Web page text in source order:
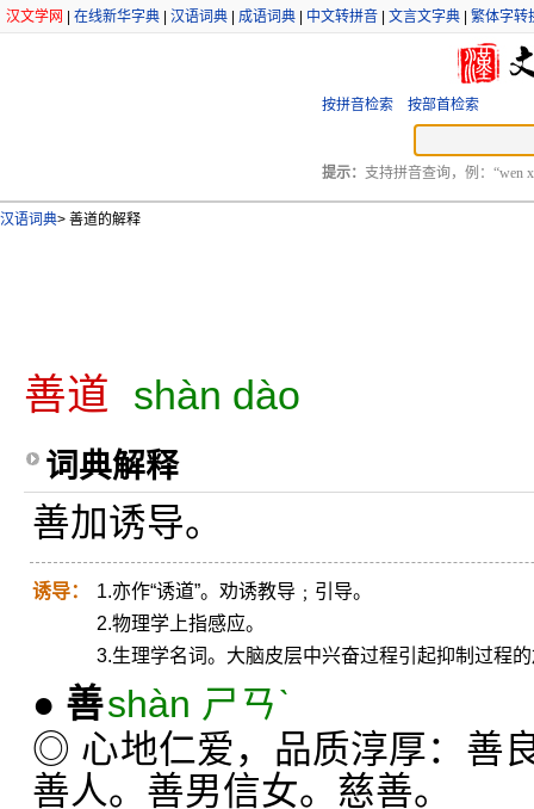
汉文学网 在线新华字典 汉语词典 成语词典 中文转拼音 文言文字典 繁体字转
按拼音检索 按部首检索
提示： 支持拼音查询，例：“wen
汉语词典> 善道的解释
善道 shàn dào
词典解释
善加诱导。
诱导：
1.亦作“诱道”。劝诱教导﹔引导。
2.物理学上指感应。
3.生理学名词。大脑皮层中兴奋过程引起抑制过程
● 善shàn ㄕㄢˋ
◎ 心地仁爱，品质淳厚：善
善人。善男信女。慈善。